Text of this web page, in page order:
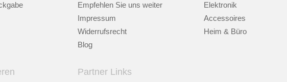
Empfehlen Sie uns weiter
Impressum
Widerrufsrecht
Blog
Elektronik
Accessoires
Heim & Büro
Partner Links